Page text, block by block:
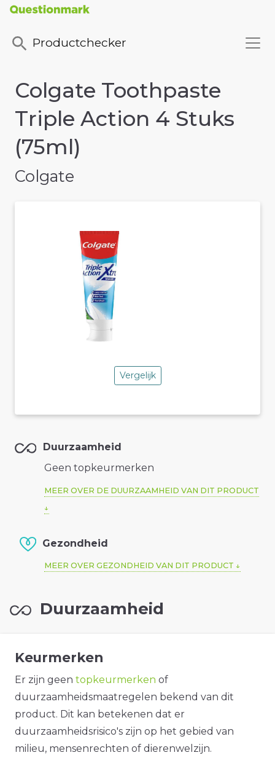
Productchecker
Colgate Toothpaste
Triple Action 4 Stuks
(75ml)
Colgate
Vergelijk
Duurzaamheid
Geen topkeurmerken
MEER OVER DE DUURZAAMHEID VAN DIT PRODUCT
Gezondheid
MEER OVER GEZONDHEID VAN DIT PRODUCT
Duurzaamheid
Keurmerken
Er zijn geen topkeurmerken of
duurzaamheidsmaatregelen bekend van dit
product. Dit kan betekenen dat er
duurzaamheidsrisico's zijn op het gebied van
milieu, mensenrechten of dierenwelzijn.